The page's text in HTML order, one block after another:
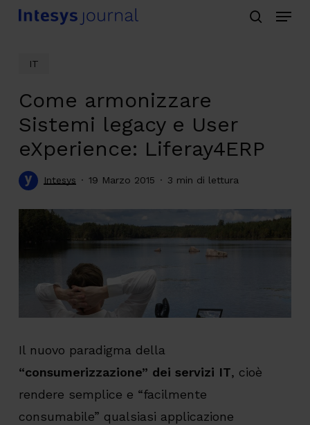
Skip
Menu
IT
Come armonizzare
Sistemi legacy e User
eXperience: Liferay4ERP
Intesys 19 Marzo 2015 3 min di lettura
Il nuovo paradigma della
“consumerizzazione” dei servizi IT, cioè
rendere semplice e “facilmente
consumabile” qualsiasi applicazione